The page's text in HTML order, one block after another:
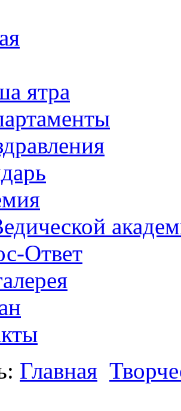
ятра
Ответ
Главная